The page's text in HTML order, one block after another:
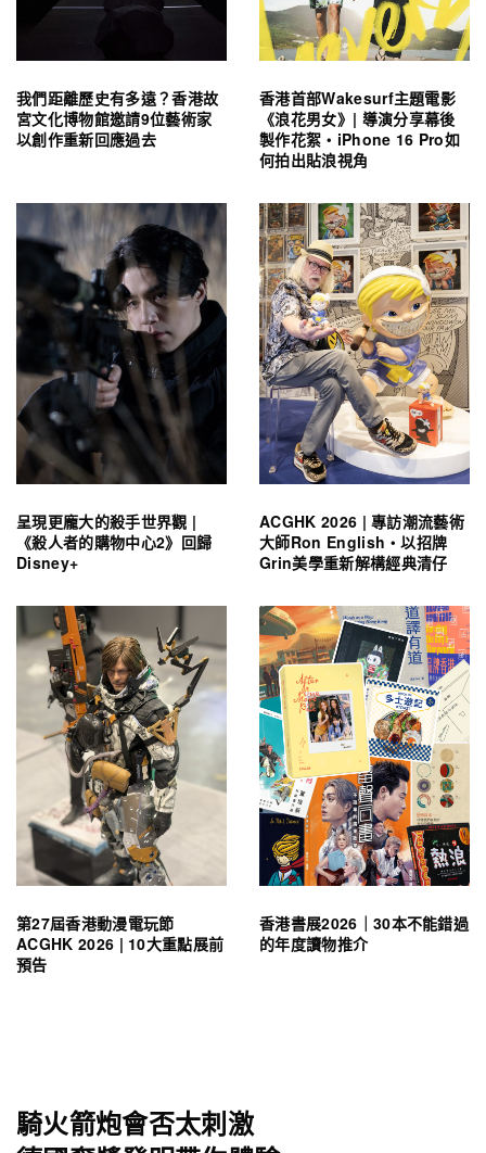
我們距離歷史有多遠？香港故
宮文化博物館邀請9位藝術家
以創作重新回應過去
香港首部Wakesurf主題電影
《浪花男女》| 導演分享幕後
製作花絮・iPhone 16 Pro如
何拍出貼浪視角
呈現更龐大的殺手世界觀 |
《殺人者的購物中心2》回歸
Disney+
ACGHK 2026 | 專訪潮流藝術
大師Ron English・以招牌
Grin美學重新解構經典清仔
第27屆香港動漫電玩節
ACGHK 2026 | 10大重點展前
預告
香港書展2026｜30本不能錯過
的年度讀物推介
騎火箭炮會否太刺激